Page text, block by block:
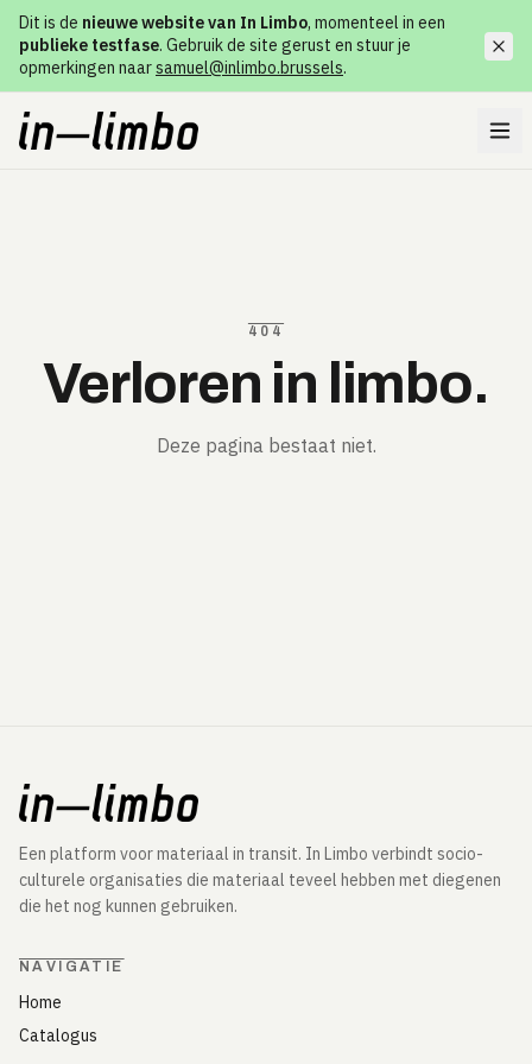
Dit is de nieuwe website van In Limbo, momenteel in een
publieke testfase. Gebruik de site gerust en stuur je
opmerkingen naarsamuel@inlimbo.brussels.
404
Verloren in limbo.
Deze pagina bestaat niet.
Een platform voor materiaal in transit. In Limbo verbindt socio-
culturele organisaties die materiaal teveel hebben met diegenen
die het nog kunnen gebruiken.
NAVIGATIE
Home
Catalogus